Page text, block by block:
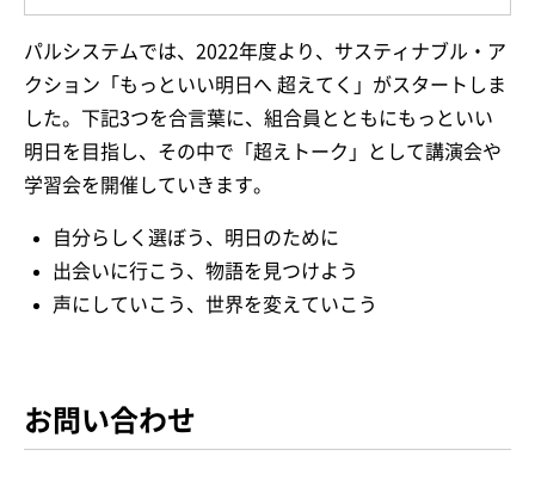
パルシステムでは、2022年度より、サスティナブル・ア
クション「もっといい明日へ 超えてく」がスタートしま
した。下記3つを合言葉に、組合員とともにもっといい
明日を目指し、その中で「超えトーク」として講演会や
学習会を開催していきます。
自分らしく選ぼう、明日のために
出会いに行こう、物語を見つけよう
声にしていこう、世界を変えていこう
お問い合わせ